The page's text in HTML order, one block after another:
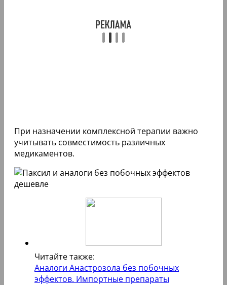
При назначении комплексной терапии важно
учитывать совместимость различных
медикаментов.
Читайте также:
Аналоги Анастрозола без побочных
эффектов. Импортные препараты